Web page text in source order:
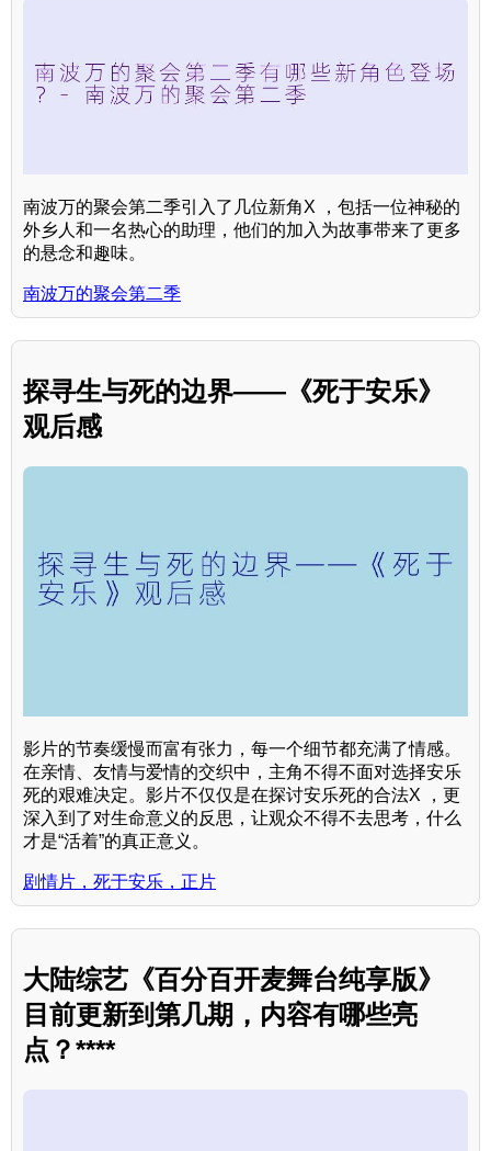
南波万的聚会第二季引入了几位新角X ，包括一位神秘的
外乡人和一名热心的助理，他们的加入为故事带来了更多
的悬念和趣味。
南波万的聚会第二季
探寻生与死的边界——《死于安乐》
观后感
影片的节奏缓慢而富有张力，每一个细节都充满了情感。
在亲情、友情与爱情的交织中，主角不得不面对选择安乐
死的艰难决定。影片不仅仅是在探讨安乐死的合法X ，更
深入到了对生命意义的反思，让观众不得不去思考，什么
才是“活着”的真正意义。
剧情片，死于安乐，正片
大陆综艺《百分百开麦舞台纯享版》
目前更新到第几期，内容有哪些亮
点？****